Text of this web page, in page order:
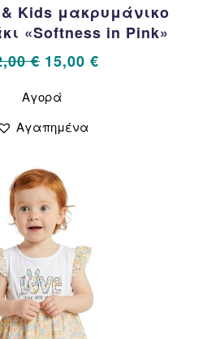
Kids μακρυμάνικο
«Softness in Pink»
€ Original
was:
22,00 €.
15,00 €
Αγορά
έχει
Οι
επιλογές
μπορούν
επιλεγούν
στη
σελίδα
του
προϊόντος
Αγαπημένα